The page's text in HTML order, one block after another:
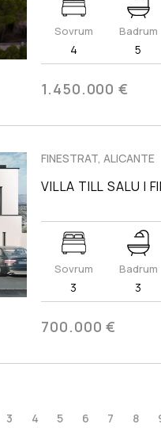
Sovrum
4
Badrum
5
1.450.000 €
FINESTRAT, ALICANTE
VILLA TILL SALU I
Sovrum
3
Badrum
3
700.000 €
3 4 5 6 7 8